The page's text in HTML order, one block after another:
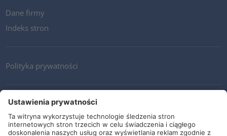
Dane firmy
Indeks stron
Polityka prywatności
Kontakt